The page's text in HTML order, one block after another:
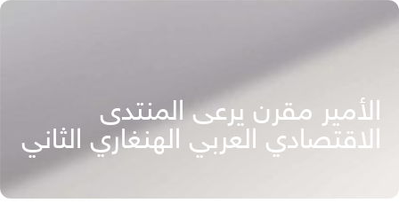
الأمير مقرن يرعى المنتدى
الاقتصادي العربي الهنغاري الثاني